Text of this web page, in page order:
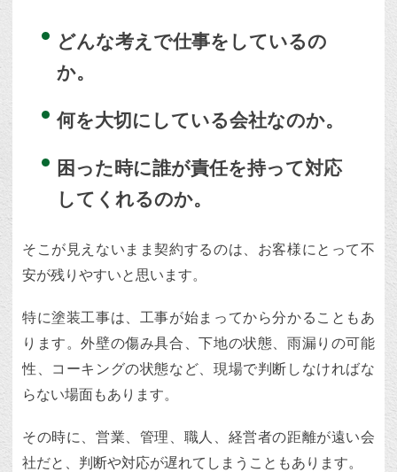
どんな考えで仕事をしているの
か。
何を大切にしている会社なのか。
困った時に誰が責任を持って対応
してくれるのか。
そこが見えないまま契約するのは、お客様にとって不
安が残りやすいと思います。
特に塗装工事は、工事が始まってから分かることもあ
ります。外壁の傷み具合、下地の状態、雨漏りの可能
性、コーキングの状態など、現場で判断しなければな
らない場面もあります。
その時に、営業、管理、職人、経営者の距離が遠い会
社だと、判断や対応が遅れてしまうこともあります。